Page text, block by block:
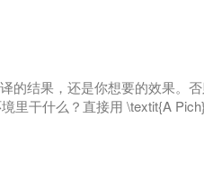
的结果，还是你想要的效果。
里干什么？直接用 \textit{A